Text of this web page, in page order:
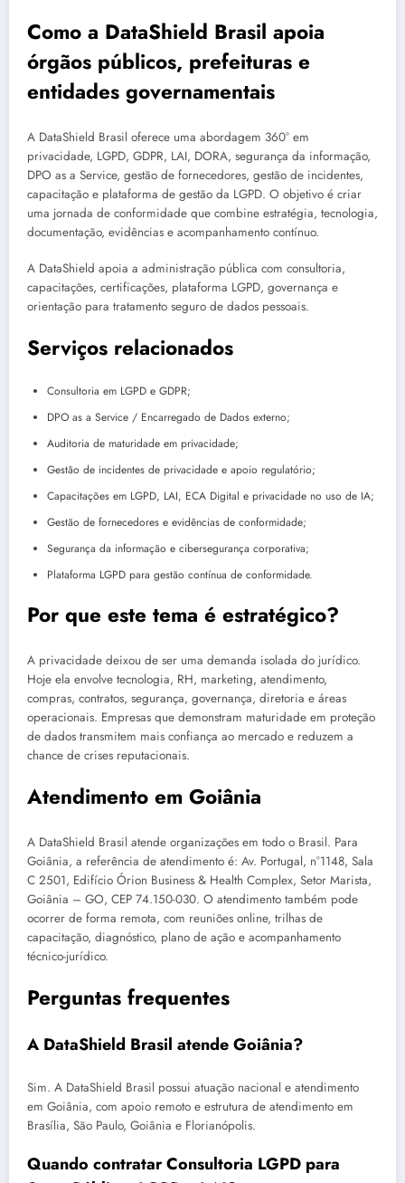
Como a DataShield Brasil apoia
órgãos públicos, prefeituras e
entidades governamentais
A DataShield Brasil oferece uma abordagem 360° em
privacidade, LGPD, GDPR, LAI, DORA, segurança da informação,
DPO as a Service, gestão de fornecedores, gestão de incidentes,
capacitação e plataforma de gestão da LGPD. O objetivo é criar
uma jornada de conformidade que combine estratégia, tecnologia,
documentação, evidências e acompanhamento contínuo.
A DataShield apoia a administração pública com consultoria,
capacitações, certificações, plataforma LGPD, governança e
orientação para tratamento seguro de dados pessoais.
Serviços relacionados
Consultoria em LGPD e GDPR;
DPO as a Service / Encarregado de Dados externo;
Auditoria de maturidade em privacidade;
Gestão de incidentes de privacidade e apoio regulatório;
Capacitações em LGPD, LAI, ECA Digital e privacidade no uso de IA;
Gestão de fornecedores e evidências de conformidade;
Segurança da informação e cibersegurança corporativa;
Plataforma LGPD para gestão contínua de conformidade.
Por que este tema é estratégico?
A privacidade deixou de ser uma demanda isolada do jurídico.
Hoje ela envolve tecnologia, RH, marketing, atendimento,
compras, contratos, segurança, governança, diretoria e áreas
operacionais. Empresas que demonstram maturidade em proteção
de dados transmitem mais confiança ao mercado e reduzem a
chance de crises reputacionais.
Atendimento em Goiânia
A DataShield Brasil atende organizações em todo o Brasil. Para
Goiânia, a referência de atendimento é: Av. Portugal, n°1148, Sala
C 2501, Edifício Órion Business & Health Complex, Setor Marista,
Goiânia – GO, CEP 74.150-030. O atendimento também pode
ocorrer de forma remota, com reuniões online, trilhas de
capacitação, diagnóstico, plano de ação e acompanhamento
técnico-jurídico.
Perguntas frequentes
A DataShield Brasil atende Goiânia?
Sim. A DataShield Brasil possui atuação nacional e atendimento
em Goiânia, com apoio remoto e estrutura de atendimento em
Brasília, São Paulo, Goiânia e Florianópolis.
Quando contratar Consultoria LGPD para